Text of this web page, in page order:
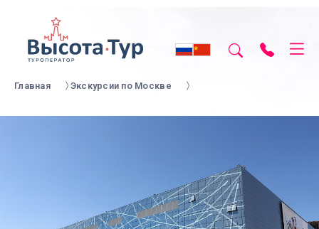
Главная Экскурсии по Москве